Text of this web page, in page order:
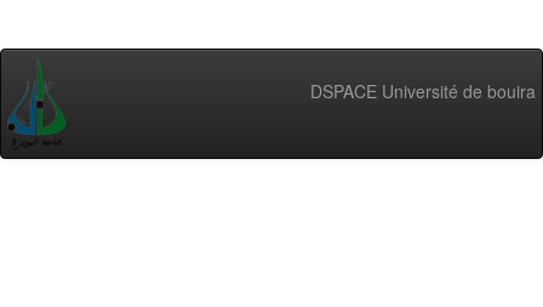
DSPACE Université de bouira